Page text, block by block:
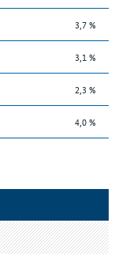
3,7 %
3,1 %
2,3 %
4,0 %